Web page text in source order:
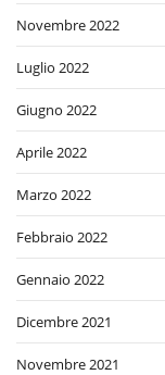
Novembre 2022
Luglio 2022
Giugno 2022
Aprile 2022
Marzo 2022
Febbraio 2022
Gennaio 2022
Dicembre 2021
Novembre 2021